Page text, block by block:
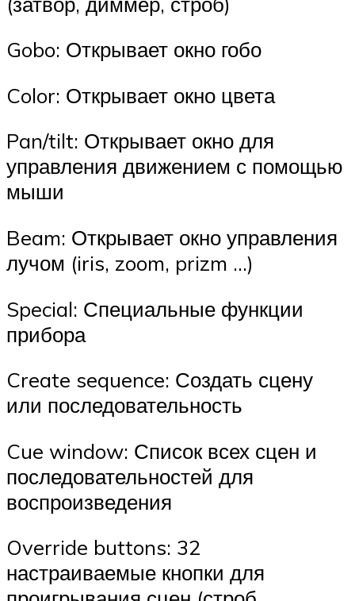
Gobo: Открывает окно гобо
Color: Открывает окно цвета
Pan/tilt: Открывает окно для
управления движением с помощью
мыши
Beam: Открывает окно управления
лучом (iris, zoom, prizm …)
Special: Специальные функции
прибора
Create sequence: Создать сцену
или последовательность
Cue window: Список всех сцен и
последовательностей для
воспроизведения
Override buttons: 32
настраиваемые кнопки для